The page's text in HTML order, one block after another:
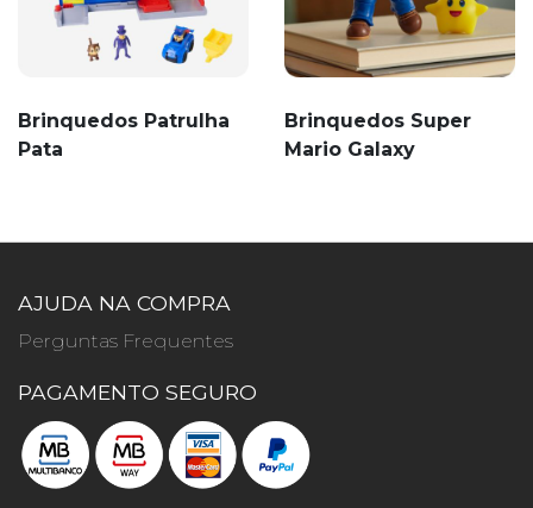
Brinquedos Patrulha
Pata
Brinquedos Super
Mario Galaxy
AJUDA NA COMPRA
Perguntas Frequentes
PAGAMENTO SEGURO